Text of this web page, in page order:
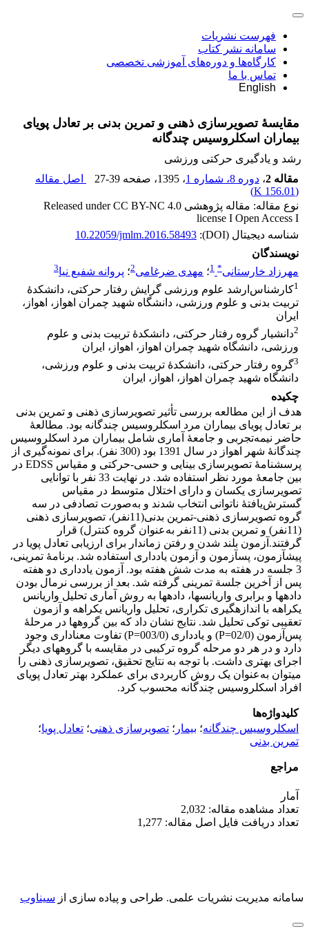
فهرست نشریات
سامانه نشر کتاب
کارگاه‌ها و دوره‌های آموزشی تخصصی
تماس با ما
English
مقایسۀ تصویرسازی ذهنی و تمرین بدنی بر تعادل پویای
بیماران اسکلروسیس چندگانه
رشد و یادگیری حرکتی ورزشی
مقاله 2
، دوره 8، شماره 1 ، 1395 ، صفحه 27-39
اصل مقاله
(
156.01 K
)
نوع مقاله: مقاله پژوهشی Released under CC BY-NC 4.0
license I Open Access I
شناسه دیجیتال (DOI):
10.22059/jmlm.2016.58493
نویسندگان
مهرزاد خارستانی*
1؛ مهدی ضرغامی2؛ پروانه شفیع نیا3
1کارشناس‌ارشد علوم ورزشی گرایش رفتار حرکتی، دانشکدۀ
تربیت بدنی و علوم ورزشی، دانشگاه شهید چمران اهواز، اهواز،
ایران
2دانشیار گروه رفتار حرکتی، دانشکدۀ تربیت بدنی و علوم
ورزشی، دانشگاه شهید چمران اهواز، اهواز، ایران
3گروه رفتار حرکتی، دانشکدۀ تربیت بدنی و علوم ورزشی،
دانشگاه شهید چمران اهواز، اهواز، ایران
چکیده
هدف از این مطالعه بررسی تأثیر تصویرسازی ­ذهنی و تمرین­ بدنی
بر تعادل پویای بیماران مرد اسکلروسیس چندگانه بود. مطالعۀ
حاضر نیمه‌تجربی و جامعۀ آماری شامل بیماران مرد اسکلروسیس
چندگانۀ شهر اهواز در سال 1391 بود (300 نفر). برای نمونه‌گیری از
پرسشنامۀ تصویرسازی بینایی و حسی-حرکتی و مقیاس EDSS در
بین جامعۀ مورد نظر استفاده شد. در نهایت 33 نفر با توانایی
تصویرسازی یکسان و دارای اختلال متوسط در مقیاس
گسترش‌یافتۀ ناتوانی انتخاب شدند و به‌صورت تصادفی در سه
گروه تصویرسازی ­ذهنی-تمرین ­بدنی(11نفر)، تصویرسازی­ ذهنی
(11نفر) و تمرین ­بدنی (11نفر به‌عنوان گروه کنترل) قرار
گرفتند.آزمون بلند شدن و رفتن زماندار برای ارزیابی تعادل پویا در
پیش­آزمون، پس­آزمون و آزمون یادداری استفاده شد. برنامۀ تمرینی،
3 جلسه در هفته به مدت شش هفته بود. آزمون یادداری دو هفته
پس از آخرین جلسة تمرینی گرفته شد. بعد از بررسی نرمال بودن
داده­ها و برابری واریانس­ها، داده­ها به روش آماری تحلیل واریانس
یکراهه با اندازه­گیری تکراری، تحلیل واریانس یکراهه و آزمون
تعقیبی توکی تحلیل شد. نتایج نشان داد که بین گروه­ها در مرحلۀ
پس‌آزمون (02/0=P) و یادداری (003/0=P) تفاوت معنا­داری وجود
دارد و در هر دو مرحله گروه ترکیبی در مقایسه با گروه­های دیگر
اجرای بهتری داشت. با توجه به نتایج تحقیق، تصویرسازی ­ذهنی را
می­توان به‌عنوان یک روش کاربردی برای عملکرد بهتر تعادل پویای
افراد اسکلروسیس چندگانه محسوب کرد.
کلیدواژه‌ها
اسکلروسیس چندگانه؛ بیمار ؛ تصویرسازی ذهنی؛ تعادل پویا؛
تمرین بدنی
مراجع
آمار
تعداد مشاهده مقاله: 2,032
تعداد دریافت فایل اصل مقاله: 1,277
سامانه مدیریت نشریات علمی. طراحی و پیاده سازی از سیناوب